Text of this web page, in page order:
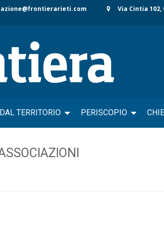
Via Cintia 102,
TERRITORIO PERISCOPIO